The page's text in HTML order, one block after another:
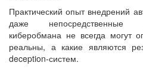
Практический опыт внедрений
даже непосредственные
киберобмана не всегда могут
реальны, а какие являются
deception-систем.